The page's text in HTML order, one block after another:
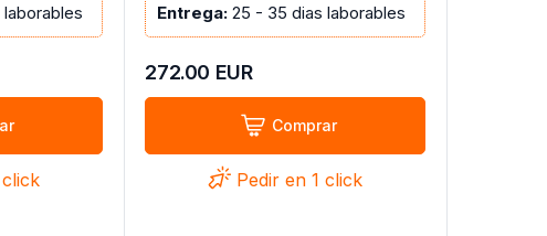
Entrega: 25 - 35 dias laborables
272.00 EUR
Comprar
Pedir en 1 click